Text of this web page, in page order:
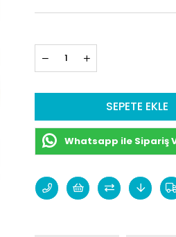
Whatsapp ile Sipariş